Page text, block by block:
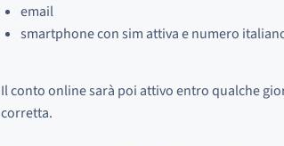
email
smartphone con sim attiva e numero
Il conto online sarà poi attivo entro qualche
corretta.